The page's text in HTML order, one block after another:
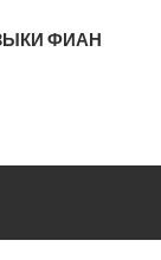
ФИАН